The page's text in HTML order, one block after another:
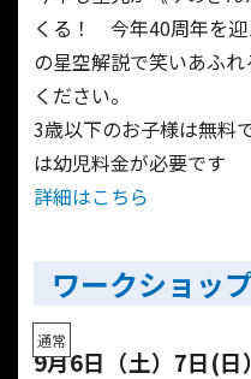
くる！ 今年40周年を迎
の星空解説で笑いあふ
ください。
3歳以下のお子様は無料
は幼児料金が必要です
詳細はこちら
ワークショッ
通常
通常
通常
9月6日（土）7日(